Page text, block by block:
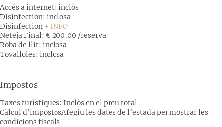
Accés a internet: inclòs
Disinfection: inclosa
Disinfection + INFO
Neteja Final: € 200,00 /reserva
Roba de llit: inclosa
Tovalloles: inclosa
Impostos
Taxes turístiques: Inclòs en el preu total
Càlcul d’impostosAfegiu les dates de l’estada per mostrar les
condicions fiscals